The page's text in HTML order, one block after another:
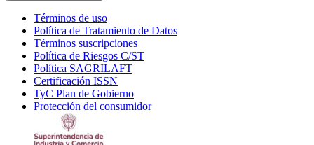
Términos de uso
in
new
window
Política de Tratamiento de Datos
Términos suscripciones
in
Política de Riesgos C/ST
Política SAGRILAFT
new
window
Certificación ISSN
in
new
TyC Plan de Gobierno
in
Protección del consumidorOpens